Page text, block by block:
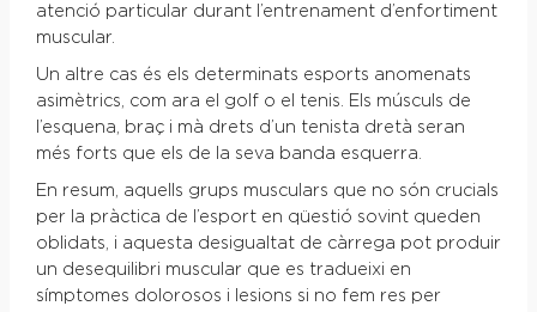
atenció particular durant l’entrenament d’enfortiment
muscular.
Un altre cas és els determinats esports anomenats
asimètrics, com ara el golf o el tenis. Els músculs de
l’esquena, braç i mà drets d’un tenista dretà seran
més forts que els de la seva banda esquerra.
En resum, aquells grups musculars que no són crucials
per la pràctica de l’esport en qüestió sovint queden
oblidats, i aquesta desigualtat de càrrega pot produir
un desequilibri muscular que es tradueixi en
símptomes dolorosos i lesions si no fem res per